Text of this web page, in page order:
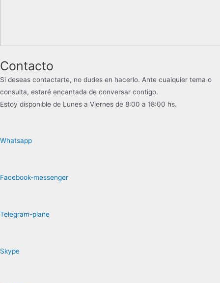
Contacto
Si deseas contactarte, no dudes en hacerlo. Ante cualquier tema o
consulta, estaré encantada de conversar contigo.
Estoy disponible de Lunes a Viernes de 8:00 a 18:00 hs.
Whatsapp
Facebook-messenger
Telegram-plane
Skype